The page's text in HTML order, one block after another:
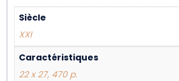
Siècle
XXI
Caractéristiques
22 x 27, 470 p.